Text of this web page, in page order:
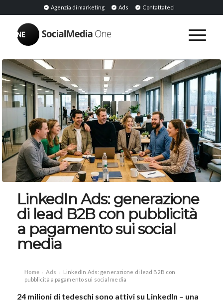
Agenzia di marketing Ads Contattateci
LinkedIn Ads: generazione
di lead B2B con pubblicità
a pagamento sui social
media
Home › Ads › LinkedIn Ads: generazione di lead B2B con
pubblicità a pagamento sui social media
24 milioni di tedeschi sono attivi su LinkedIn – una